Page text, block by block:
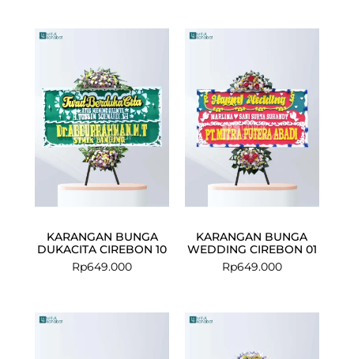
KARANGAN BUNGA
DUKACITA CIREBON 10
Rp649.000
KARANGAN BUNGA
WEDDING CIREBON 01
Rp649.000